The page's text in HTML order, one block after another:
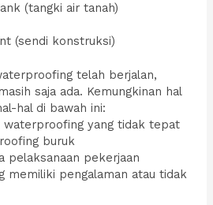
(tangki air tanah)
(sendi konstruksi)
telah berjalan,
saja ada. Kemungkinan hal
hal di bawah ini:
waterproofing yang tidak tepat
buruk
pelaksanaan pekerjaan
memiliki pengalaman atau tidak